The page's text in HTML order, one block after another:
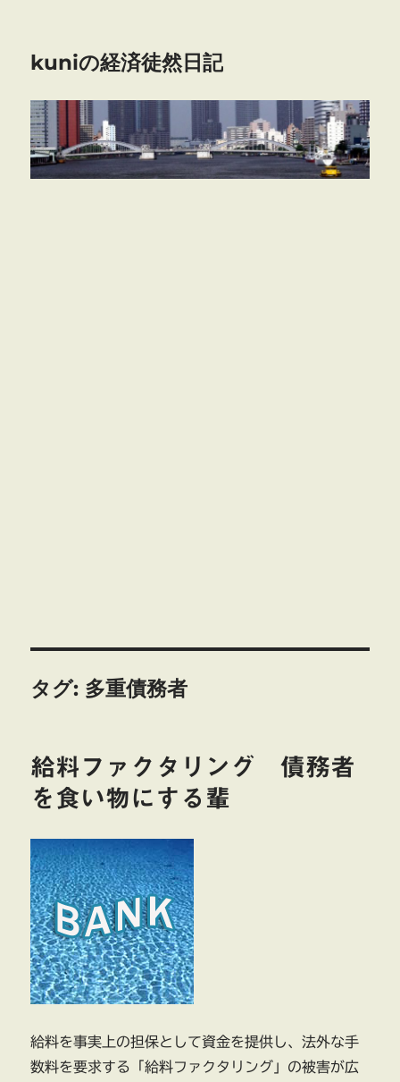
kuniの経済徒然日記
タグ: 多重債務者
給料ファクタリング 債務者
を食い物にする輩
給料を事実上の担保として資金を提供し、法外な手
数料を要求する「給料ファクタリング」の被害が広